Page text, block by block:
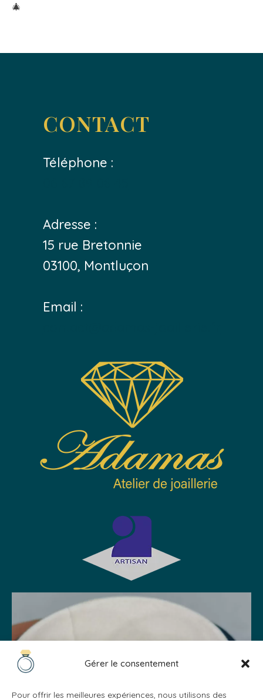
Gérer le consentement
Pour offrir les meilleures expériences, nous utilisons des
🎄
CONTACT
Téléphone :
Adresse :
15 rue Bretonnie
03100, Montluçon
Email :